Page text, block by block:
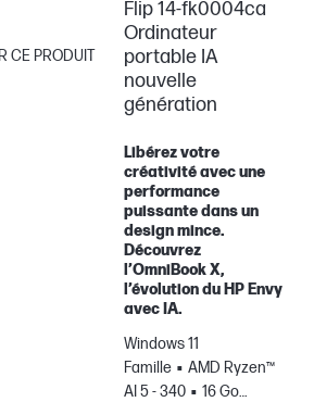
CE PRODUIT
achetez ce PC.
Flip 14-fk0004ca
Ordinateur
portable IA
nouvelle
génération
Libérez votre
créativité avec une
performance
puissante dans un
design mince.
Découvrez
l’OmniBook X,
l’évolution du HP Envy
avec IA.
Windows 11
Famille
AMD Ryzen™
AI 5 - 340
16 Go